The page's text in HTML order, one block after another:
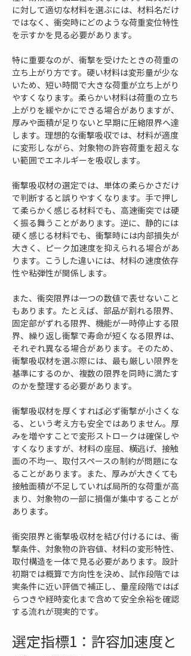
に対して適切な材料を選ぶには、材料名だけ
ではなく、衝突時にどのような荷重変位特性
を示すかを見る必要があります。
特に重要なのが、衝撃を受けたときの荷重の
立ち上がり方です。硬い材料は変形量が少な
いため、短い時間で大きな荷重が立ち上がり
やすくなります。柔らかい材料は荷重の立ち
上がりを緩やかにできる場合がありますが、
厚みや面積が足りないと早期に圧縮限界へ達
します。理想的な衝撃吸収では、材料が適度
に変形しながら、対象物の許容荷重を超えな
い範囲でエネルギーを吸収します。
衝撃吸収材の選定では、単体の柔らかさだけ
で判断すると誤りやすくなります。手で押し
て柔らかく感じる材料でも、高速衝突では硬
く振る舞うことがあります。逆に、静的には
硬く感じる材料でも、衝撃時には内部損失が
大きく、ピーク加速度を抑えられる場合があ
ります。こうした違いには、材料の速度依存
性や粘弾性が関係します。
また、衝突限界は一つの数値で表せないこと
もあります。たとえば、部品が割れる限界、
固定部がずれる限界、機能が一時停止する限
界、繰り返し衝撃で寿命が短くなる限界は、
それぞれ異なる場合があります。そのため、
衝撃吸収材を選ぶ際には、最も厳しい限界を
基準にするのか、複数の限界を同時に満たす
のかを整理する必要があります。
衝撃吸収材を厚くすれば必ず衝撃が小さくな
る、という考え方も安全ではありません。厚
みを増やすことで変形ストロークは確保しや
すくなりますが、材料の座屈、横逃げ、接触
面の不均一、取付スペースの制約が問題にな
ることがあります。また、厚みが大きくても
接触面積が不足していれば局所的な荷重が高
まり、対象物の一部に損傷が集中することが
あります。
衝突限界と衝撃吸収材を結び付けるには、衝
撃条件、対象物の許容値、材料の変形特性、
取付構造を一体で見る必要があります。設計
初期では概算で方向性を決め、試作段階では
実条件に近い評価で補正し、量産段階ではば
らつきや経時変化まで含めて安全余裕を確認
する流れが現実的です。
選定指標1：許容加速度と